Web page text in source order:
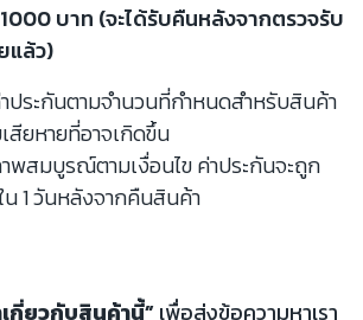
บาท (จะได้รับคืนหลังจากตรวจรับ
แล้ว)
ประกันตามจำนวนที่กำหนดสำหรับสินค้า
สียหายที่อาจเกิดขึ้น
พสมบูรณ์ตามเงื่อนไข ค่าประกันจะถูก
1 วันหลังจากคืนสินค้า
กี่ยวกับสินค้านี้”เพื่อส่งข้อความหาเรา